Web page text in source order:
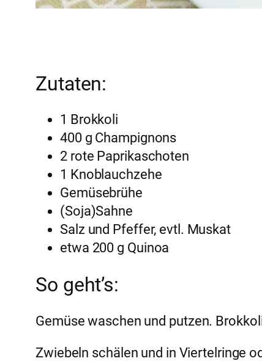
Zutaten:
1 Brokkoli
400 g Champignons
2 rote Paprikaschoten
1 Knoblauchzehe
Gemüsebrühe
(Soja)Sahne
Salz und Pfeffer, evtl. Muskat
etwa 200 g Quinoa
So geht’s:
Gemüse waschen und putzen.
Zwiebeln schälen und in Viertelringe